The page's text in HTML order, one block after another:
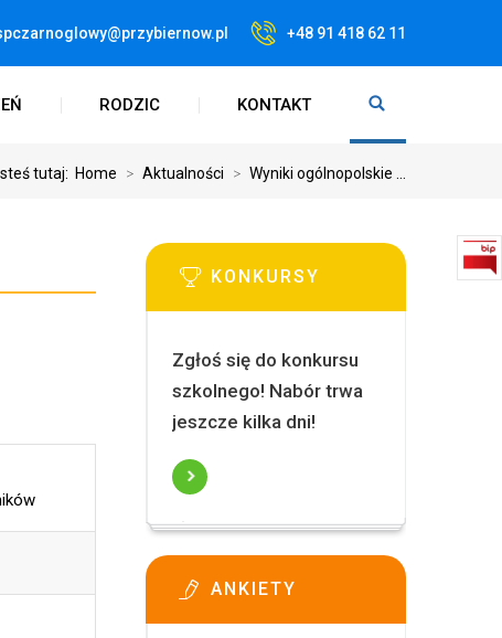
+48 91 418 62 11
RODZIC KONTAKT
tutaj: Home > Aktualności > Wyniki ogólnopolskie ...
KONKURSY
Zgłoś się do konkursu
szkolnego! Nabór trwa
jeszcze kilka dni!
ANKIETY